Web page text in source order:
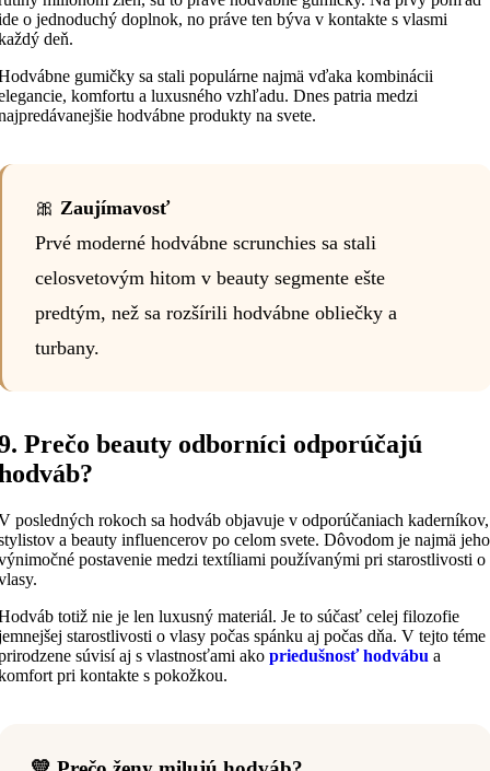
o jednoduchý doplnok, no práve ten býva v kontakte s vlasmi
deň.
gumičky sa stali populárne najmä vďaka kombinácii
komfortu a luxusného vzhľadu. Dnes patria medzi
hodvábne produkty na svete.
🎀 Zaujímavosť
Prvé moderné hodvábne scrunchies sa stali
celosvetovým hitom v beauty segmente ešte
predtým, než sa rozšírili hodvábne obliečky a
turbany.
Prečo beauty odborníci odporúčajú
posledných rokoch sa hodváb objavuje v odporúčaniach kaderníkov,
a beauty influencerov po celom svete. Dôvodom je najmä jeho
postavenie medzi textíliami používanými pri starostlivosti o
totiž nie je len luxusný materiál. Je to súčasť celej filozofie
starostlivosti o vlasy počas spánku aj počas dňa. V tejto téme
súvisí aj s vlastnosťami ako priedušnosť hodvábu a
pri kontakte s pokožkou.